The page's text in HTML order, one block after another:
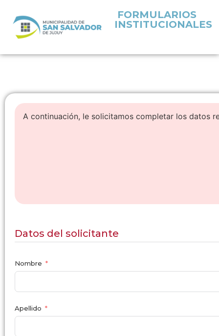
FORMULARIOS
INSTITUCIONALES
A continuación, le solicitamos completar los datos
Datos del solicitante
Nombre
Apellido